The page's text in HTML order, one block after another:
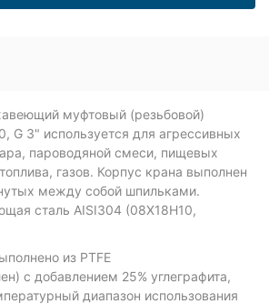
муфтовый (резьбовой)
G 3" используется для агрессивных
пароводяной смеси, пищевых
газов. Корпус крана выполнен
между собой шпильками.
сталь AISI304 (08Х18Н10,
из PTFE
с добавлением 25% углеграфита,
диапазон использования